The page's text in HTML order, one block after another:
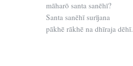
māharō santa sanēhī?
Santa sanēhī surījana
pākhē rākhē na dhīraja dēhī.